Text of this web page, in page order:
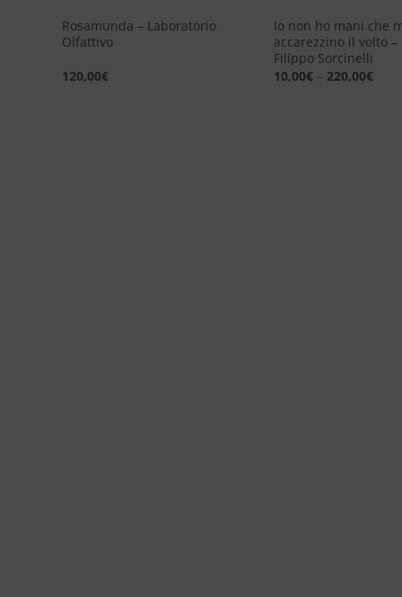
Rosamunda – Laboratorio
Olfattivo
120,00€
Io non ho mani che
accarezzino il volto –
Filippo Sorcinelli
10,00€– 220,00€